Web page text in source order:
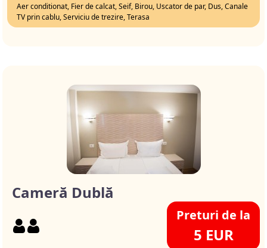
Aer conditionat, Fier de calcat, Seif, Birou, Uscator de par, Dus, Canale
TV prin cablu, Serviciu de trezire, Terasa
Cameră Dublă
Preturi de la
5 EUR